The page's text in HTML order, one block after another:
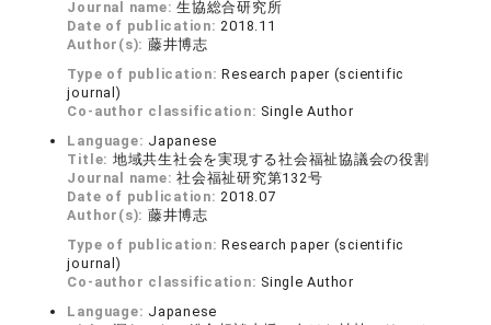
Journal name:生協総合研究所
Date of publication:2018.11
Author(s): 藤井博志
Type of publication:Research paper (scientific
journal)
Co-author classification: Single Author
Language: Japanese
Title: 地域共生社会を実現する社会福祉協議会の役割
Journal name:社会福祉研究第132号
Date of publication:2018.07
Author(s): 藤井博志
Type of publication:Research paper (scientific
journal)
Co-author classification: Single Author
Language: Japanese